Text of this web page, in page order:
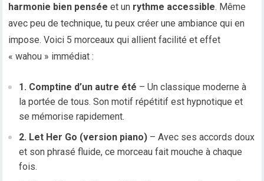
harmonie bien pensée et un rythme accessible. Même
avec peu de technique, tu peux créer une ambiance qui en
impose. Voici 5 morceaux qui allient facilité et effet
« wahou » immédiat :
1. Comptine d’un autre été – Un classique moderne à
la portée de tous. Son motif répétitif est hypnotique et
se mémorise rapidement.
2. Let Her Go (version piano) – Avec ses accords doux
et son phrasé fluide, ce morceau fait mouche à chaque
fois.